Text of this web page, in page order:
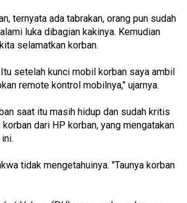
ternyata ada tabrakan, orang pun sudah
luka dibagian kakinya. Kemudian
selamatkan korban.
setelah kunci mobil korban saya ambil
remote kontrol mobilnya," ujarnya.
saat itu masih hidup dan sudah kritis
dari HP korban, yang mengatakan
tidak mengetahuinya. "Taunya korban